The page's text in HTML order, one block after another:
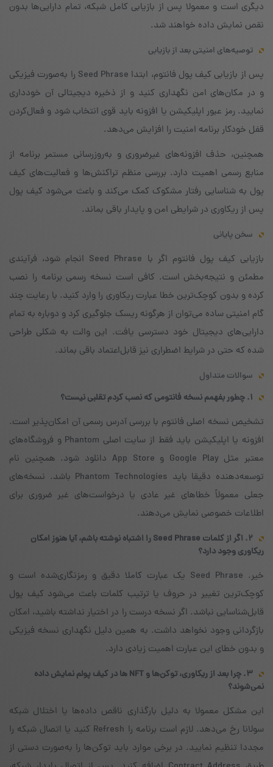
دیگری است و معمولا پس از بازیابی کامل شبکه، تمام دارایی‌ها بدون
نقص نمایش داده خواهند شد.
توصیه‌های امنیتی بعد از بازیابی
پس از بازیابی کیف پول فانتوم، ابتدا Seed Phrase را به‌صورت فیزیکی
و در مکان‌های امن نگهداری کنید و از ذخیره دیجیتالی آن خودداری
نمایید. رمز عبور اپلیکیشن یا افزونه باید قوی انتخاب شود و فعال‌کردن
قفل خودکار برنامه امنیت را افزایش می‌دهد.
همچنین، حذف افزونه‌های غیرضروری و به‌روزرسانی مستمر برنامه از
منابع رسمی اهمیت دارد. بررسی منظم تراکنش‌ها و فعالیت‌های کیف
پول به شناسایی رفتار مشکوک کمک می‌کند و باعث می‌شود کیف پول
پس از ریکاوری در شرایطی امن و پایدار باقی بماند.
سخن پایانی
بازیابی کیف پول فانتوم اگر با Seed Phrase انجام شود، فرآیندی
مطمئن و نتیجه‌بخش است. کافی است نسخه رسمی برنامه را نصب
کرده و بدون کوچک‌ترین خطا عبارت ریکاوری را وارد کنید. با رعایت چند
گام امنیتی ساده می‌توان از هرگونه ریسک جلوگیری کرد و دوباره به تمام
دارایی‌های دیجیتال خود دسترسی یافت. این والت به شکلی طراحی
شده که حتی در شرایط اضطراری نیز قابل‌اعتماد باقی بماند.
سوالات متداول
۱. چطور بفهمم نسخه فانتومی که نصب کردم تقلبی نیست؟
تشخیص نسخه اصلی فانتوم با بررسی آدرس رسمی آن امکان‌پذیر است.
افزونه یا اپلیکیشن باید فقط از سایت اصلی Phantom و فروشگاه‌های
معتبر مثل Google Play و App Store دانلود شود. همچنین نام
توسعه‌دهنده دقیقا باید Phantom Technologies باشد. نسخه‌های
جعلی معمولاً خطاهای غیر عادی یا درخواست‌های غیر ضروری برای
اطلاعات خصوصی نمایش می‌دهند.
۲. اگر از کلمات Seed Phrase را اشتباه نوشته باشم، آیا هنوز امکان
ریکاوری وجود دارد؟
خیر. Seed Phrase یک عبارت کاملا دقیق و رمزنگاری‌شده است و
کوچک‌ترین تغییر در حروف یا ترتیب کلمات باعث می‌شود کیف پول
قابل‌شناسایی نباشد. اگر نسخه درست را در اختیار نداشته باشید، امکان
بازگردانی وجود نخواهد داشت. به همین دلیل نگهداری نسخه فیزیکی
و بدون خطای این عبارت اهمیت زیادی دارد.
۳. چرا بعد از ریکاوری، توکن‌ها و NFT ها در کیف پولم نمایش داده
نمی‌شوند؟
این مشکل معمولا به دلیل بارگذاری ناقص داده‌ها یا اختلال شبکه
سولانا رخ می‌دهد. لازم است برنامه را Refresh کنید یا اتصال شبکه را
مجددا تنظیم نمایید. در برخی موارد باید توکن‌ها را به‌صورت دستی از